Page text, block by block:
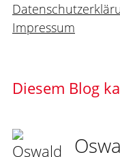
Impressum
Diesem Blog